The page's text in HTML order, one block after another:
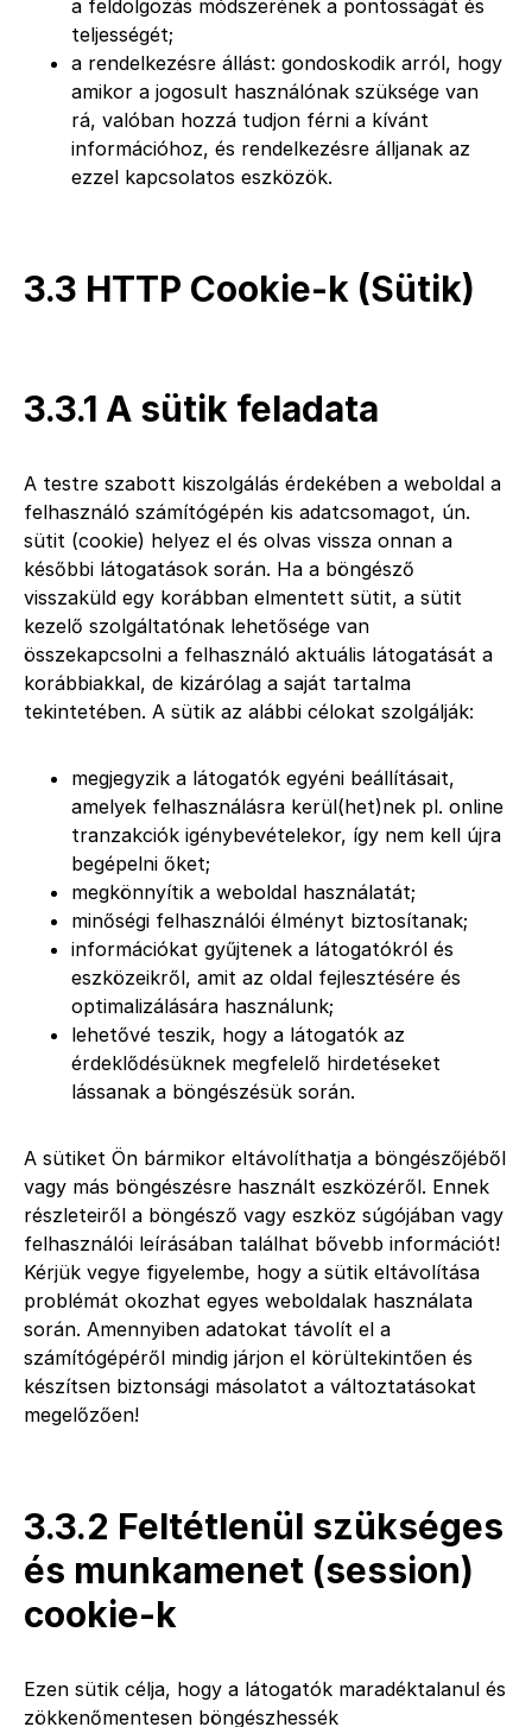
a feldolgozás módszerének a pontosságát és
teljességét;
a rendelkezésre állást: gondoskodik arról, hogy
amikor a jogosult használónak szüksége van
rá, valóban hozzá tudjon férni a kívánt
információhoz, és rendelkezésre álljanak az
ezzel kapcsolatos eszközök.
3.3 HTTP Cookie-k (Sütik)
3.3.1 A sütik feladata
A testre szabott kiszolgálás érdekében a weboldal a
felhasználó számítógépén kis adatcsomagot, ún.
sütit (cookie) helyez el és olvas vissza onnan a
későbbi látogatások során. Ha a böngésző
visszaküld egy korábban elmentett sütit, a sütit
kezelő szolgáltatónak lehetősége van
összekapcsolni a felhasználó aktuális látogatását a
korábbiakkal, de kizárólag a saját tartalma
tekintetében. A sütik az alábbi célokat szolgálják:
megjegyzik a látogatók egyéni beállításait,
amelyek felhasználásra kerül(het)nek pl. online
tranzakciók igénybevételekor, így nem kell újra
begépelni őket;
megkönnyítik a weboldal használatát;
minőségi felhasználói élményt biztosítanak;
információkat gyűjtenek a látogatókról és
eszközeikről, amit az oldal fejlesztésére és
optimalizálására használunk;
lehetővé teszik, hogy a látogatók az
érdeklődésüknek megfelelő hirdetéseket
lássanak a böngészésük során.
A sütiket Ön bármikor eltávolíthatja a böngészőjéből
vagy más böngészésre használt eszközéről. Ennek
részleteiről a böngésző vagy eszköz súgójában vagy
felhasználói leírásában találhat bővebb információt!
Kérjük vegye figyelembe, hogy a sütik eltávolítása
problémát okozhat egyes weboldalak használata
során. Amennyiben adatokat távolít el a
számítógépéről mindig járjon el körültekintően és
készítsen biztonsági másolatot a változtatásokat
megelőzően!
3.3.2 Feltétlenül szükséges
és munkamenet (session)
cookie-k
Ezen sütik célja, hogy a látogatók maradéktalanul és
zökkenőmentesen böngészhessék